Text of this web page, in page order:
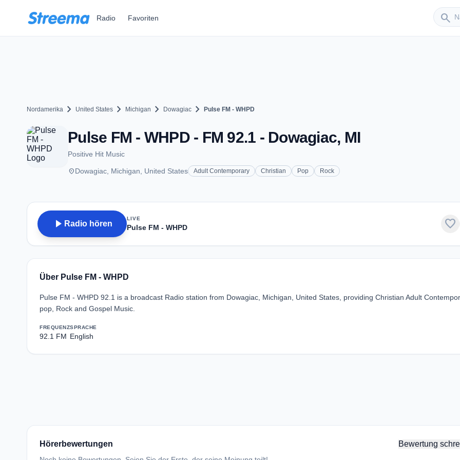
Radio Favoriten search
Sender
Nordamerika chevron_right United States chevron_right Michigan chevron_right Dowagiac chevron_right Pulse FM - WHPD
Pulse FM - WHPD - FM 92.1 - Dowagiac, MI
Positive Hit Music
placeDowagiac, Michigan, United States Adult Contemporary Christian Pop Rock
play_arrow Radio hören
LIVE
Pulse FM - WHPD favorite
Über Pulse FM - WHPD
Pulse FM - WHPD 92.1 is a broadcast Radio station from Dowagiac, Michigan, United States, providing Christian Adult
pop, Rock and Gospel Music.
FREQUENZ
92.1 FM
SPRACHE
English
Hörerbewertungen Bewertung